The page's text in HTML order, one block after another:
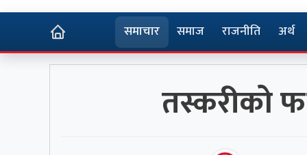
समाचार समाज राजनीति अर्थ
तस्करीको